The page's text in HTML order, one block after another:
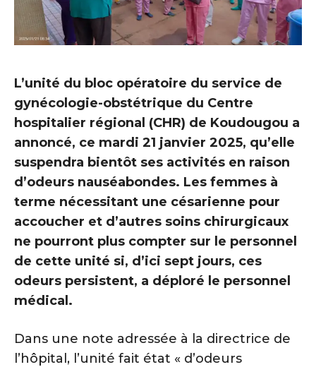
L’unité du bloc opératoire du service de
gynécologie-obstétrique du Centre
hospitalier régional (CHR) de Koudougou a
annoncé, ce mardi 21 janvier 2025, qu’elle
suspendra bientôt ses activités en raison
d’odeurs nauséabondes. Les femmes à
terme nécessitant une césarienne pour
accoucher et d’autres soins chirurgicaux
ne pourront plus compter sur le personnel
de cette unité si, d’ici sept jours, ces
odeurs persistent, a déploré le personnel
médical.
Dans une note adressée à la directrice de
l’hôpital, l’unité fait état « d’odeurs